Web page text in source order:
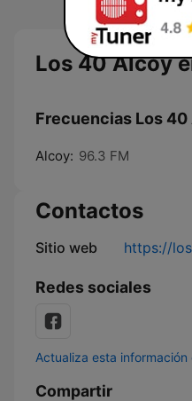
Los 40 Alcoy
Frecuencias Los 40
Alcoy: 96.3 FM
Contactos
Sitio web https://
Redes sociales
Actualiza esta información
Compartir